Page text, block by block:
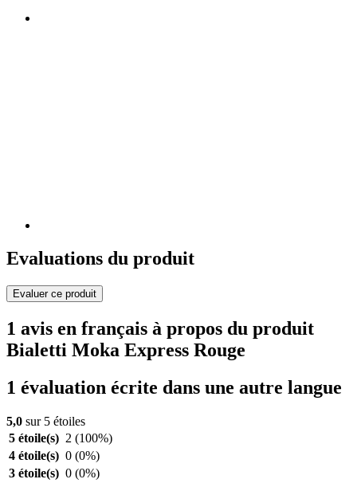
Evaluations du produit
Evaluer ce produit
1 avis en français à propos du produit
Bialetti Moka Express Rouge
1 évaluation écrite dans une autre langue
5,0 sur 5 étoiles
5 étoile(s) 2 (100%)
4 étoile(s) 0 (0%)
3 étoile(s) 0 (0%)